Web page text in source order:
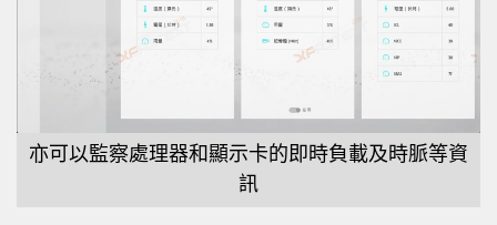
亦可以監察處理器和顯示卡的即時負載及時脈等資
訊